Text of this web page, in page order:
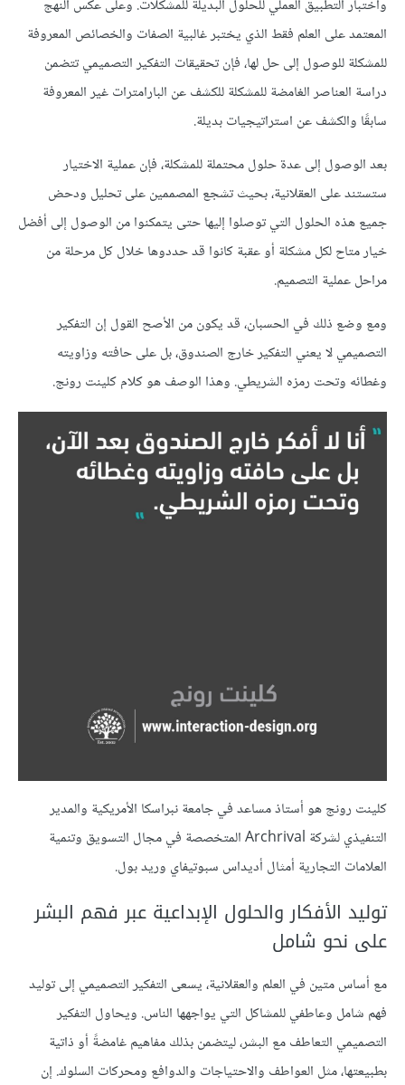
واختبار التطبيق العملي للحلول البديلة للمشكلات. وعلى عكس النهج
المعتمد على العلم فقط الذي يختبر غالبية الصفات والخصائص المعروفة
للمشكلة للوصول إلى حل لها، فإن تحقيقات التفكير التصميمي تتضمن
دراسة العناصر الغامضة للمشكلة للكشف عن البارامترات غير المعروفة
سابقًا والكشف عن استراتيجيات بديلة.
بعد الوصول إلى عدة حلول محتملة للمشكلة، فإن عملية الاختيار
ستستند على العقلانية، بحيث تشجع المصممين على تحليل ودحض
جميع هذه الحلول التي توصلوا إليها حتى يتمكنوا من الوصول إلى أفضل
خيار متاح لكل مشكلة أو عقبة كانوا قد حددوها خلال كل مرحلة من
مراحل عملية التصميم.
ومع وضع ذلك في الحسبان، قد يكون من الأصح القول إن التفكير
التصميمي لا يعني التفكير خارج الصندوق، بل على حافته وزاويته
وغطائه وتحت رمزه الشريطي. وهذا الوصف هو كلام كلينت رونج.
كلينت رونج هو أستاذ مساعد في جامعة نبراسكا الأمريكية والمدير
التنفيذي لشركة Archrival المتخصصة في مجال التسويق وتنمية
العلامات التجارية أمثال أديداس سبوتيفاي وريد بول.
توليد الأفكار والحلول الإبداعية عبر فهم البشر
على نحو شامل
مع أساس متين في العلم والعقلانية، يسعى التفكير التصميمي إلى توليد
فهم شامل وعاطفي للمشاكل التي يواجهها الناس. ويحاول التفكير
التصميمي التعاطف مع البشر، ليتضمن بذلك مفاهيم غامضةً أو ذاتية
بطبيعتها، مثل العواطف والاحتياجات والدوافع ومحركات السلوك. إن